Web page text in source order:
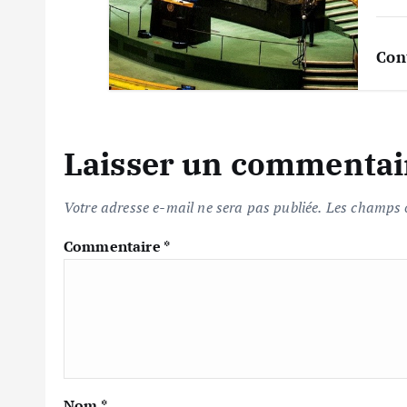
l
e
Laisser un
Votre adresse e-mail ne sera pas publiée. Les champs
Commentaire *